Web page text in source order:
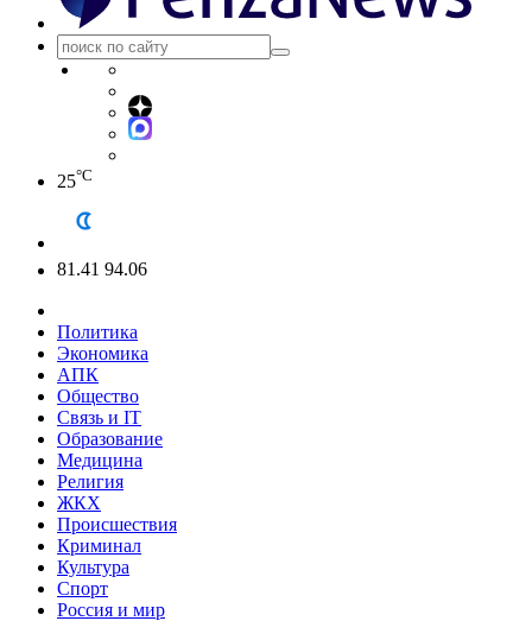
25°C
81.41 94.06
Политика
Экономика
АПК
Общество
Связь и IT
Образование
Медицина
Религия
ЖКХ
Происшествия
Криминал
Культура
Спорт
Россия и мир